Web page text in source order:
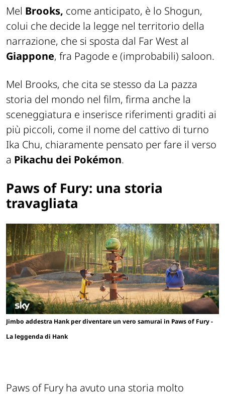
Mel Brooks, come anticipato, è lo Shogun,
colui che decide la legge nel territorio della
narrazione, che si sposta dal Far West al
Giappone, fra Pagode e (improbabili) saloon.
Mel Brooks, che cita se stesso da La pazza
storia del mondo nel film, firma anche la
sceneggiatura e inserisce riferimenti graditi ai
più piccoli, come il nome del cattivo di turno
Ika Chu, chiaramente pensato per fare il verso
a Pikachu dei Pokémon.
Paws of Fury: una storia
travagliata
Jimbo addestra Hank per diventare un vero samurai in Paws of Fury -
La leggenda di Hank
Paws of Fury ha avuto una storia molto